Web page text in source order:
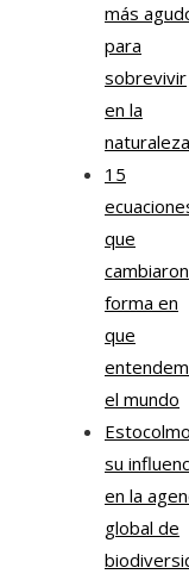
más
para
sobrevivir
en la
naturaleza
15
que
forma en
que
el mundo
su
en la
global de